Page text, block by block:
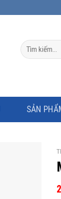
Tìm
kiếm:
SẢN